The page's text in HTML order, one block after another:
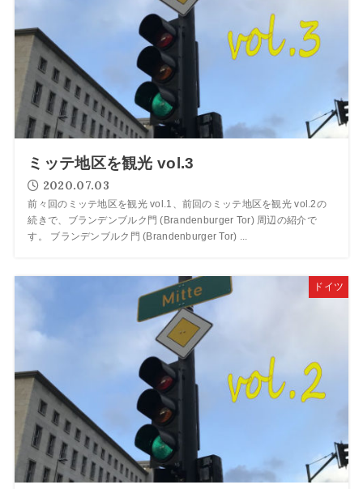
ミッテ地区を観光 vol.3
2020.07.03
前々回のミッテ地区を観光 vol.1、前回のミッテ地区を観光 vol.2の
続きで、ブランデンブルク門 (Brandenburger Tor) 周辺の紹介で
す。 ブランデンブルク門 (Brandenburger Tor) ...
ドイツ